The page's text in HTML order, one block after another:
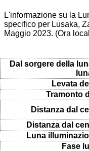
L'informazione su la
specifico per Lusaka,
Maggio 2023. (Ora
Dal sorgere della
Levata
Tramonto
Distanza dal
Distanza dal
Luna
Fase